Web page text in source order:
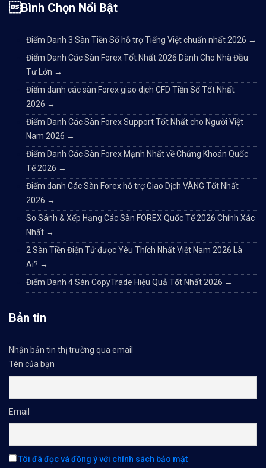
Bình Chọn Nổi Bật
Điểm Danh 3 Sàn Tiền Số hỗ trợ Tiếng Việt chuẩn nhất 2026 →
Điểm Danh Các Sàn Forex Tốt Nhất 2026 Dành Cho Nhà Đầu
Tư Lớn →
Điểm danh các sàn Forex giao dịch CFD Tiền Số Tốt Nhất
2026 →
Điểm Danh Các Sàn Forex Support Tốt Nhất cho Người Việt
Nam 2026 →
Điểm Danh Các Sàn Forex Mạnh Nhất về Chứng Khoán Quốc
Tế 2026 →
Điểm danh Các Sàn Forex hỗ trợ Giao Dịch VÀNG Tốt Nhất
2026 →
So Sánh & Xếp Hạng Các Sàn FOREX Quốc Tế 2026 Chính Xác
Nhất →
2 Sàn Tiền Điện Tử được Yêu Thích Nhất Việt Nam 2026 Là
Ai? →
Điểm Danh 4 Sàn CopyTrade Hiệu Quả Tốt Nhất 2026 →
Bản tin
Nhận bản tin thị trường qua email
Tên của bạn
Email
Tôi đã đọc và đồng ý với chính sách bảo mật